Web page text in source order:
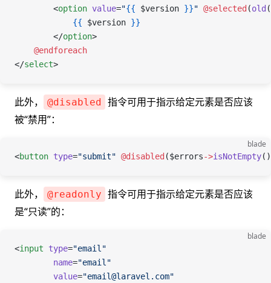
        <
option value="{{ $version }}" @selected (old (
            {{
$version }}
        </
option>
    @endforeach
</select>
此外， @disabled 指令可用于指示给定元素是否应该
被“禁用”：
blade
<button type="submit" @disabled ($errors->isNotEmpty
此外， @readonly 指令可用于指示给定元素是否应该
是“只读”的：
blade
<input type="email"
        name
="email"
        value
="email@laravel.com"